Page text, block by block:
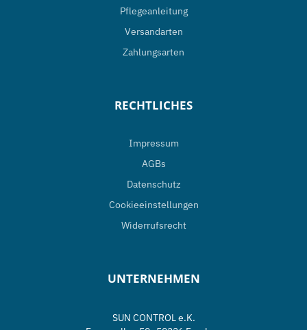
Pflegeanleitung
Versandarten
Zahlungsarten
RECHTLICHES
Impressum
AGBs
Datenschutz
Cookieeinstellungen
Widerrufsrecht
UNTERNEHMEN
SUN CONTROL e.K.